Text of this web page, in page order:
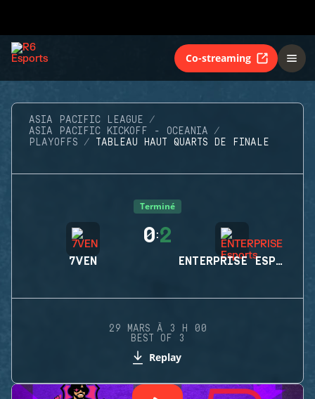
Co-streaming
ASIA PACIFIC LEAGUE
ASIA PACIFIC KICKOFF - OCEANIA
PLAYOFFS
TABLEAU HAUT QUARTS DE FINALE
Terminé
7VEN
0:2
ENTERPRISE ESPORTS
29 MARS À 3 H 00
BEST OF 3
Replay